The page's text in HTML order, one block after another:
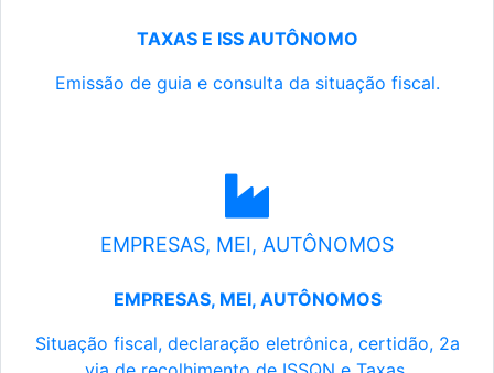
TAXAS E ISS AUTÔNOMO
Emissão de guia e consulta da situação fiscal.
EMPRESAS, MEI, AUTÔNOMOS
EMPRESAS, MEI, AUTÔNOMOS
Situação fiscal, declaração eletrônica, certidão, 2a